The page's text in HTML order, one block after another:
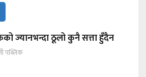
ज्यानभन्दा ठूलो कुनै सत्ता हुँदैन
पब्लिक